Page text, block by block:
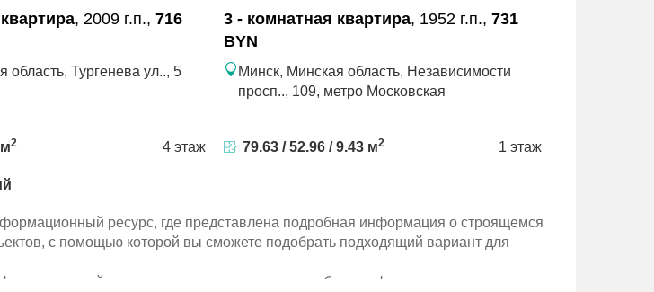
, 2009 г.п., 716
область, Тургенева ул.., 5
2 4 этаж
3 - комнатная квартира, 1952 г.п., 731
BYN
Минск, Минская область, Независимости
просп.., 109, метро Московская
79.63 / 52.96 / 9.43 м2 1 этаж
ресурс, где представлена подробная информация о строящемся
с помощью которой вы сможете подобрать подходящий вариант для
ресурс, где представлена подробная информация о строящемся